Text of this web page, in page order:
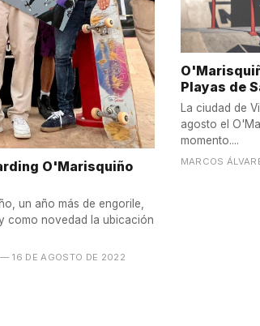
O'Marisquiño
un año más de engorile,
como novedad la ubicación
— 16 DE AGOSTO DE 2022
Playas de
La ciudad de
agosto el
momento....
MARCOS